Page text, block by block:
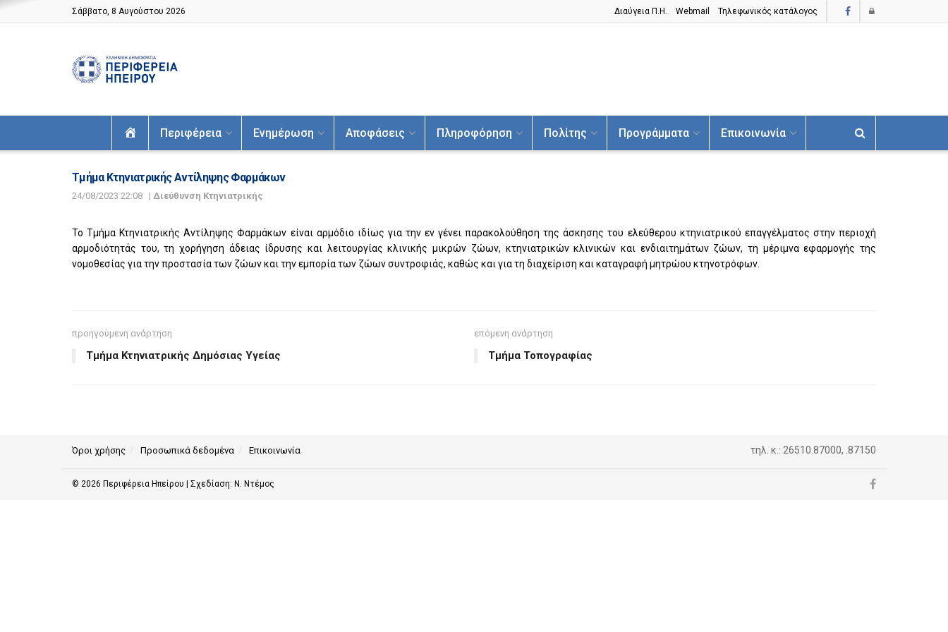
Σάββατο, 8 Αυγούστου 2026 Διαύγεια Π.H. Webmail Τηλεφωνικός κατάλογος
ΑρχικήΠεριφέρεια Ενημέρωση Αποφάσεις Πληροφόρηση Πολίτης Προγράμματα Επικοινωνία
Τμήμα Κτηνιατρικής Αντίληψης Φαρμάκων
24/08/2023 22:08 | Διεύθυνση Κτηνιατρικής
Το Τμήμα Κτηνιατρικής Αντίληψης Φαρμάκων είναι αρμόδιο ιδίως για την εν γένει παρακολούθηση της άσκησης του ελεύθερου κτηνιατρικού επαγγέλματος στην περιοχή
αρμοδιότητάς του, τη χορήγηση άδειας ίδρυσης και λειτουργίας κλινικής μικρών ζώων, κτηνιατρικών κλινικών και ενδιαιτημάτων ζώων, τη μέριμνα εφαρμογής της
νομοθεσίας για την προστασία των ζώων και την εμπορία των ζώων συντροφιάς, καθώς και για τη διαχείριση και καταγραφή μητρώου κτηνοτρόφων.
προηγούμενη ανάρτηση
Τμήμα Κτηνιατρικής Δημόσιας Υγείας
επόμενη ανάρτηση
Τμήμα Τοπογραφίας
Όροι χρήσης Προσωπικά δεδομένα Επικοινωνία τηλ. κ.: 26510.87000, .87150
© 2026 Περιφέρεια Ηπείρου | Σχεδίαση: Ν. Ντέμος